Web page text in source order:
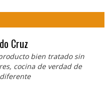
Cruz
bien tratado sin
cocina de verdad de